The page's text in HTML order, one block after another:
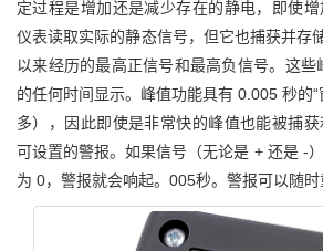
定过程是增加还是减少存在的静电，即使增
仪表读取实际的静态信号，但它也捕获并存
以来经历的最高正信号和最高负信号。这
的任何时间显示。峰值功能具有 0.005 秒的
多），因此即使是非常快的峰值也能被捕
可设置的警报。如果信号（无论是 + 还是 -
为 0，警报就会响起。005秒。警报可以随时